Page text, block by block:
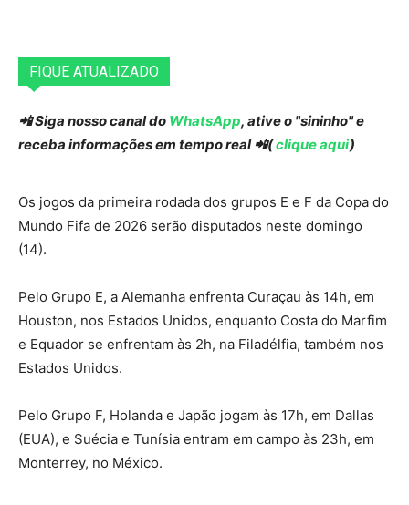
FIQUE ATUALIZADO
📲 Siga nosso canal do WhatsApp, ative o "sininho" e
receba informações em tempo real 📲(clique aqui)
Os jogos da primeira rodada dos grupos E e F da Copa do
Mundo Fifa de 2026 serão disputados neste domingo
(14).
Pelo Grupo E, a Alemanha enfrenta Curaçau às 14h, em
Houston, nos Estados Unidos, enquanto Costa do Marfim
e Equador se enfrentam às 2h, na Filadélfia, também nos
Estados Unidos.
Pelo Grupo F, Holanda e Japão jogam às 17h, em Dallas
(EUA), e Suécia e Tunísia entram em campo às 23h, em
Monterrey, no México.